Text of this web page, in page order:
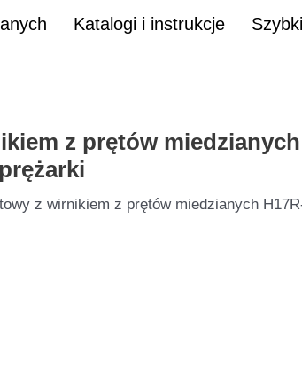
Katalogi i instrukcje
z prętów miedzianych
z wirnikiem z prętów miedzianych